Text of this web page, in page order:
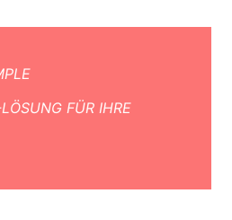
FÜR IHRE